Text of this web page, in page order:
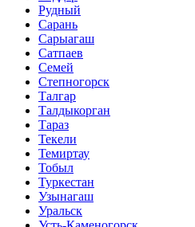
Рудный
Сарань
Сарыагаш
Сатпаев
Семей
Степногорск
Талгар
Талдыкорган
Тараз
Текели
Темиртау
Тобыл
Туркестан
Узынагаш
Уральск